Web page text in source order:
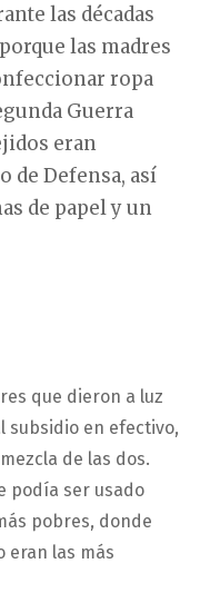
las décadas
las madres
ropa
Guerra
eran
de Defensa, así
de papel y un
que dieron a luz
subsidio en efectivo,
de las dos.
podía ser usado
pobres, donde
eran las más